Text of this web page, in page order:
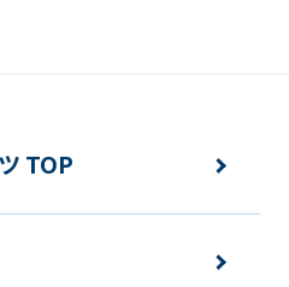
や利用状況の確認の
サービスの立案・開
TOP